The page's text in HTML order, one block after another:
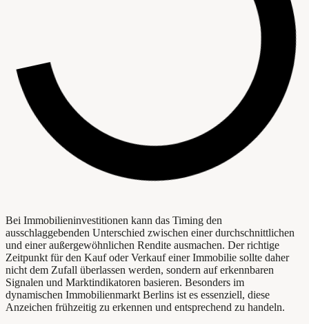
Bei Immobilieninvestitionen kann das Timing den
ausschlaggebenden Unterschied zwischen einer durchschnittlichen
und einer außergewöhnlichen Rendite ausmachen. Der richtige
Zeitpunkt für den Kauf oder Verkauf einer Immobilie sollte daher
nicht dem Zufall überlassen werden, sondern auf erkennbaren
Signalen und Marktindikatoren basieren. Besonders im
dynamischen Immobilienmarkt Berlins ist es essenziell, diese
Anzeichen frühzeitig zu erkennen und entsprechend zu handeln.